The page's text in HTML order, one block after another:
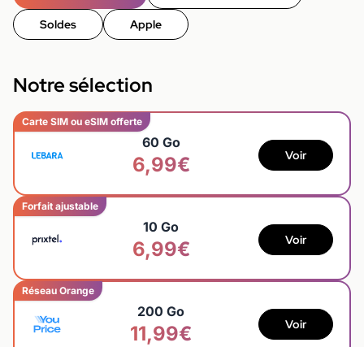
Soldes Apple
Notre sélection
Carte SIM ou eSIM offerte
60 Go
6,99€ Voir
Forfait ajustable
10 Go
6,99€ Voir
Réseau Orange
200 Go
11,99€ Voir